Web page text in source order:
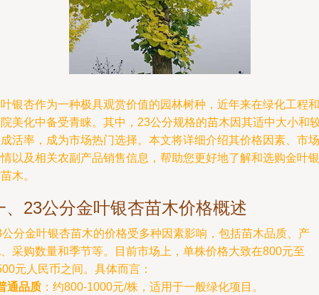
银杏作为一种极具观赏价值的园林树种，近年来在绿化工程和
美化中备受青睐。其中，23公分规格的苗木因其适中大小和
活率，成为市场热门选择。本文将详细介绍其价格因素、市场
以及相关农副产品销售信息，帮助您更好地了解和选购金叶银
木。
、23公分金叶银杏苗木价格概述
分金叶银杏苗木的价格受多种因素影响，包括苗木品质、产
采购数量和季节等。目前市场上，单株价格大致在800元至
元人民币之间。具体而言：
通品质 ：约800-1000元/株，适用于一般绿化项目。